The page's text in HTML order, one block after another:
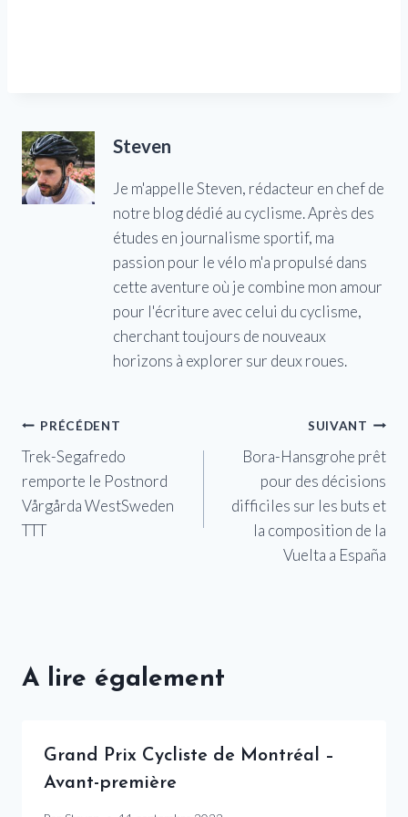
Steven
Je m'appelle Steven, rédacteur en chef de
notre blog dédié au cyclisme. Après des
études en journalisme sportif, ma
passion pour le vélo m'a propulsé dans
cette aventure où je combine mon amour
pour l'écriture avec celui du cyclisme,
cherchant toujours de nouveaux
horizons à explorer sur deux roues.
Navigation
de
l’article
PRÉCÉDENT
Trek-Segafredo
remporte le Postnord
Vårgårda WestSweden
TTT
SUIVANT
Bora-Hansgrohe prêt
pour des décisions
difficiles sur les buts et
la composition de la
Vuelta a España
A lire également
Grand Prix Cycliste de Montréal –
Avant-première